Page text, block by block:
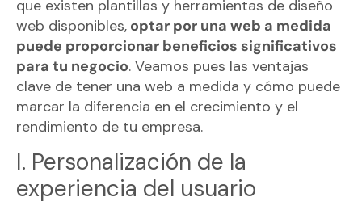
que existen plantillas y herramientas de diseño
web disponibles, optar por una web a medida
puede proporcionar beneficios significativos
para tu negocio. Veamos pues las ventajas
clave de tener una web a medida y cómo puede
marcar la diferencia en el crecimiento y el
rendimiento de tu empresa.
I. Personalización de la
experiencia del usuario